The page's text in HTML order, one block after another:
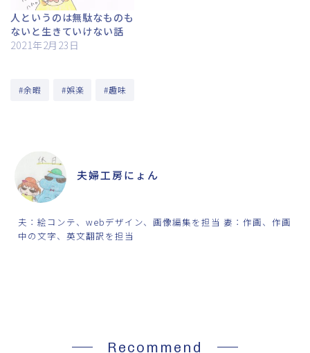
人というのは無駄なものも
ないと生きていけない話
2021年2月23日
#余暇 #娯楽 #趣味
夫婦工房にょん
夫：絵コンテ、webデザイン、画像編集を担当 妻：作画、作画
中の文字、英文翻訳を担当
Recommend